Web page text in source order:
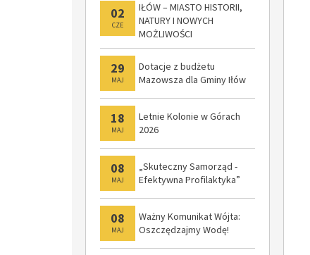
02
CZE
IŁÓW – MIASTO HISTORII,
NATURY I NOWYCH
MOŻLIWOŚCI
29
MAJ
Dotacje z budżetu
Mazowsza dla Gminy Iłów
18
MAJ
Letnie Kolonie w Górach
2026
08
MAJ
„Skuteczny Samorząd -
Efektywna Profilaktyka”
08
MAJ
Ważny Komunikat Wójta:
Oszczędzajmy Wodę!